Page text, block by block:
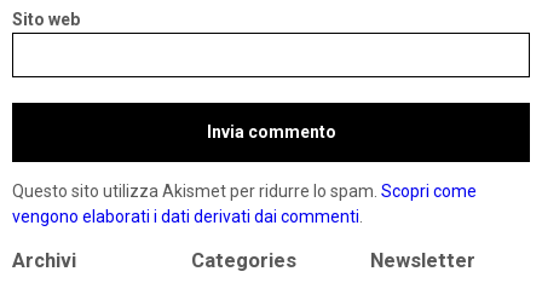
Sito web
Questo sito utilizza Akismet per ridurre lo spam. Scopri come
vengono elaborati i dati derivati dai commenti.
Archivi Categories Newsletter